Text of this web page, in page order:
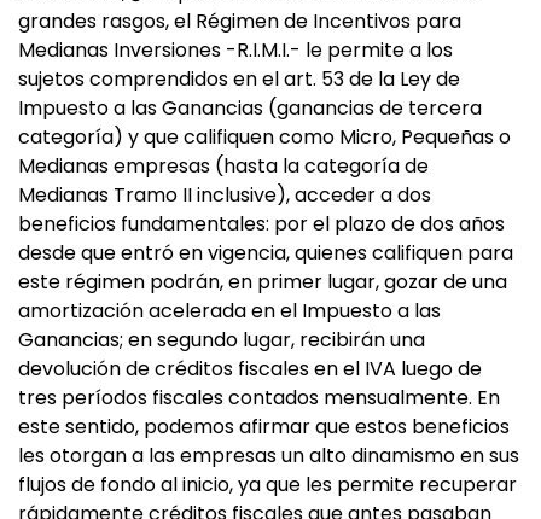
grandes rasgos, el Régimen de Incentivos para
Medianas Inversiones -R.I.M.I.- le permite a los
sujetos comprendidos en el art. 53 de la Ley de
Impuesto a las Ganancias (ganancias de tercera
categoría) y que califiquen como Micro, Pequeñas o
Medianas empresas (hasta la categoría de
Medianas Tramo II inclusive), acceder a dos
beneficios fundamentales: por el plazo de dos años
desde que entró en vigencia, quienes califiquen para
este régimen podrán, en primer lugar, gozar de una
amortización acelerada en el Impuesto a las
Ganancias; en segundo lugar, recibirán una
devolución de créditos fiscales en el IVA luego de
tres períodos fiscales contados mensualmente. En
este sentido, podemos afirmar que estos beneficios
les otorgan a las empresas un alto dinamismo en sus
flujos de fondo al inicio, ya que les permite recuperar